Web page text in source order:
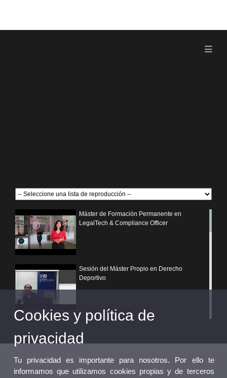
Máster de Formación Permanente en
LegalTech & Compliance Officer
Sesión del Máster Propio en Derecho
Deportivo
¿Por qué elegir un postgrado propio de la
Universitat de València?
Cookies y política de
privacidad
Tu privacidad es importante para nosotros. Por ello te
informamos que utilizamos cookies propias y de terceros